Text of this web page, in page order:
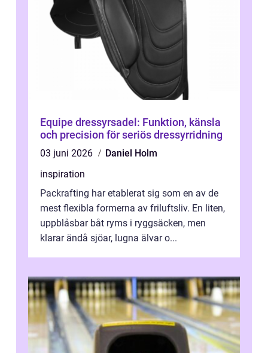
Equipe dressyrsadel: Funktion, känsla
och precision för seriös dressyrridning
03 juni 2026
Daniel Holm
inspiration
Packrafting har etablerat sig som en av de
mest flexibla formerna av friluftsliv. En liten,
uppblåsbar båt ryms i ryggsäcken, men
klarar ändå sjöar, lugna älvar o...